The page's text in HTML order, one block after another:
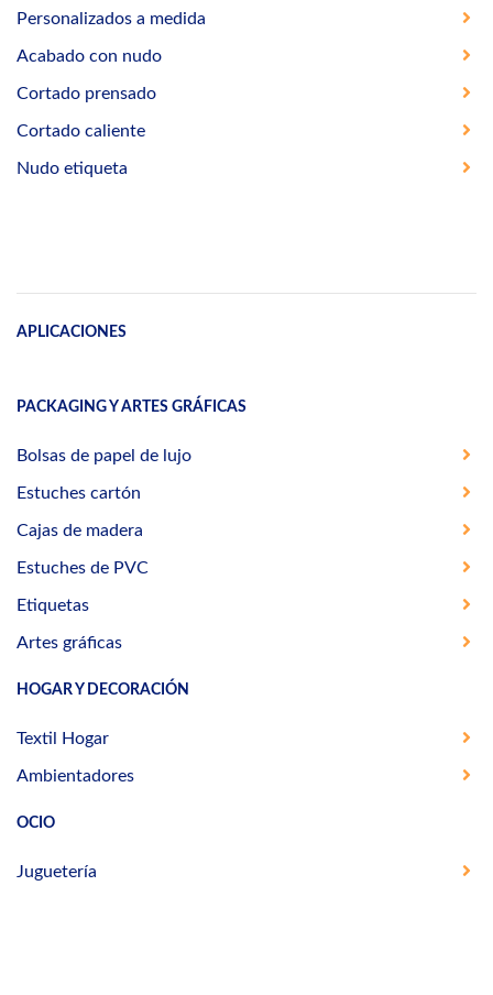
Personalizados a medida
Acabado con nudo
Cortado prensado
Cortado caliente
Nudo etiqueta
APLICACIONES
PACKAGING Y ARTES GRÁFICAS
Bolsas de papel de lujo
Estuches cartón
Cajas de madera
Estuches de PVC
Etiquetas
Artes gráficas
HOGAR Y DECORACIÓN
Textil Hogar
Ambientadores
OCIO
Juguetería